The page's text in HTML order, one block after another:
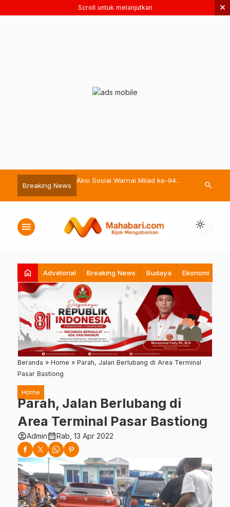
Scroll untuk melanjutkan ×
Breaking News
Aksi Sosial Warnai Milad ke-94
Pemuda Muhammadiyah Malut
Bassam Kasuba Lantik Abdillah
search
menu light_mode
home Advetorial Breaking News Budaya Ekonomi
Beranda » Home » Parah, Jalan Berlubang di Area Terminal
Pasar Bastiong
Home
Parah, Jalan Berlubang di
Area Terminal Pasar Bastiong
account_circleAdmincalendar_monthRab, 13 Apr 2022